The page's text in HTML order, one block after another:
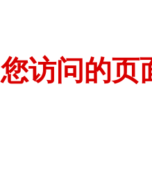
您访问的页